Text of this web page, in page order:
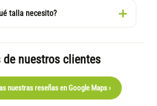
talla necesito?
de nuestros clientes
nuestras reseñas en Google Maps ›